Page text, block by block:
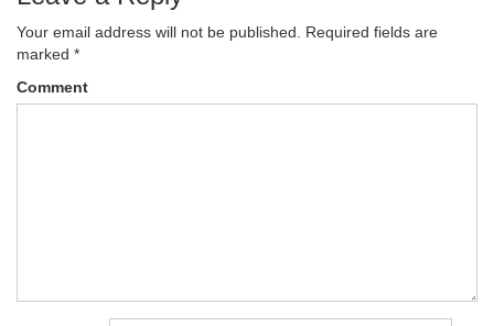
Your email address will not be published.
Required fields are
marked *
Comment